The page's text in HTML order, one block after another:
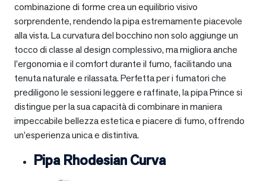
combinazione di forme crea un equilibrio visivo
sorprendente, rendendo la pipa estremamente piacevole
alla vista. La curvatura del bocchino non solo aggiunge un
tocco di classe al design complessivo, ma migliora anche
l’ergonomia e il comfort durante il fumo, facilitando una
tenuta naturale e rilassata. Perfetta per i fumatori che
prediligono le sessioni leggere e raffinate, la pipa Prince si
distingue per la sua capacità di combinare in maniera
impeccabile bellezza estetica e piacere di fumo, offrendo
un’esperienza unica e distintiva.
Pipa Rhodesian Curva